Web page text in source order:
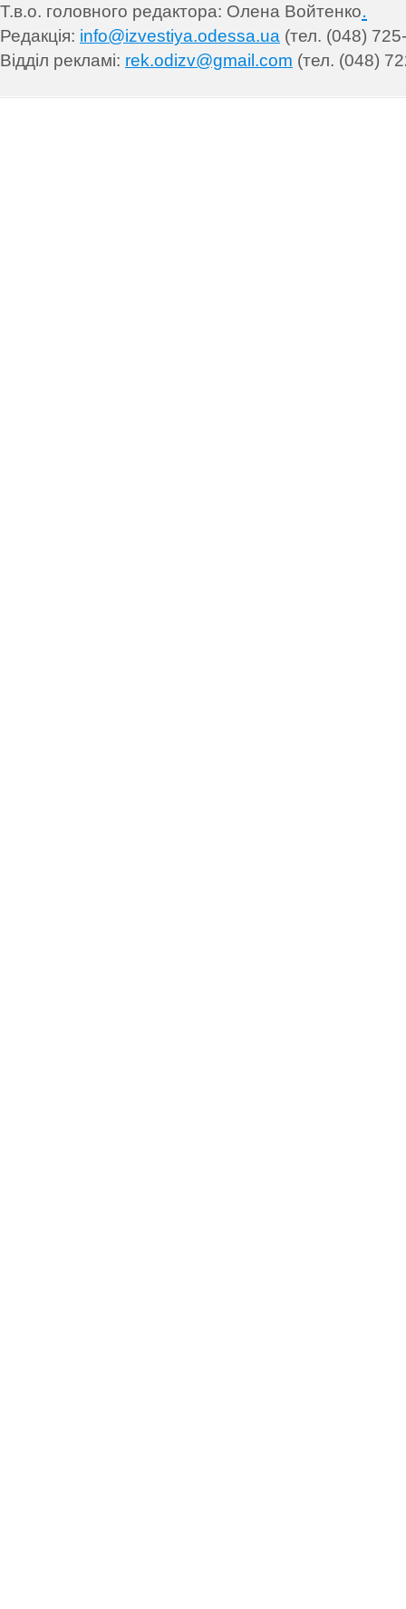
Т.в.о. головного редактора: Олена Войтенко.
Редакція: info@izvestiya.odessa.ua (тел. (048)
Відділ рекламі: rek.odizv@gmail.com (тел. (048)